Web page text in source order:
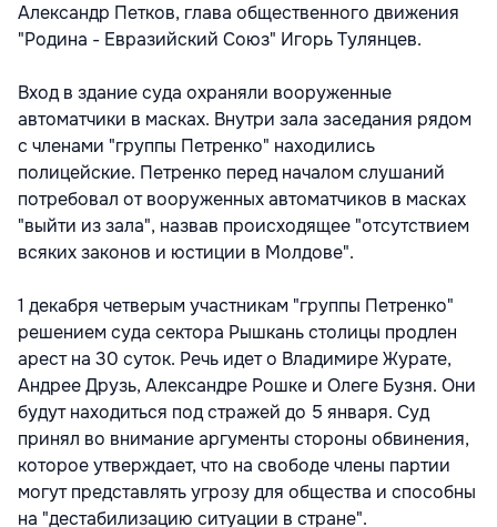
Александр Петков, глава общественного движения
"Родина - Евразийский Союз" Игорь Тулянцев.
Вход в здание суда охраняли вооруженные
автоматчики в масках. Внутри зала заседания рядом
с членами "группы Петренко" находились
полицейские. Петренко перед началом слушаний
потребовал от вооруженных автоматчиков в масках
"выйти из зала", назвав происходящее "отсутствием
всяких законов и юстиции в Молдове".
1 декабря четверым участникам "группы Петренко"
решением суда сектора Рышкань столицы продлен
арест на 30 суток. Речь идет о Владимире Журате,
Андрее Друзь, Александре Рошке и Олеге Бузня. Они
будут находиться под стражей до 5 января. Суд
принял во внимание аргументы стороны обвинения,
которое утверждает, что на свободе члены партии
могут представлять угрозу для общества и способны
на "дестабилизацию ситуации в стране".